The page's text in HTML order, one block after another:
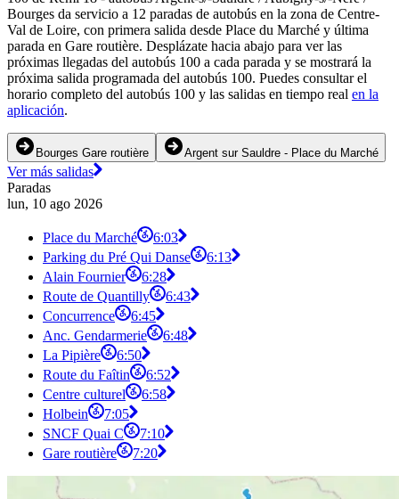
Bourges da servicio a 12 paradas de autobús en la zona de Centre-
Val de Loire, con primera salida desde Place du Marché y última
parada en Gare routière. Desplázate hacia abajo para ver las
próximas llegadas del autobús 100 a cada parada y se mostrará la
próxima salida programada del autobús 100. Puedes consultar el
horario completo del autobús 100 y las salidas en tiempo real en la
aplicación.
Bourges Gare routière Argent sur Sauldre - Place du Marché
Ver más salidas
Paradas
lun, 10 ago 2026
Place du Marché
6:03
Parking du Pré Qui Danse
6:13
Alain Fournier
6:28
Route de Quantilly
6:43
Concurrence
6:45
Anc. Gendarmerie
6:48
La Pipière
6:50
Route du Faîtin
6:52
Centre culturel
6:58
Holbein
7:05
SNCF Quai C
7:10
Gare routière
7:20